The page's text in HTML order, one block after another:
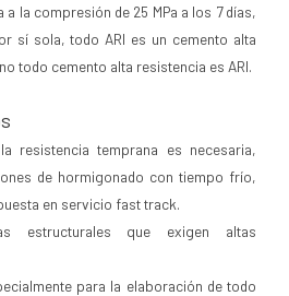
la compresión de 25 MPa a los 7 días,
sí sola, todo ARI es un cemento alta
todo cemento alta resistencia es ARI.
resistencia temprana es necesaria,
de hormigonado con tiempo frío,
en servicio fast track.
estructurales que exigen altas
para la elaboración de todo